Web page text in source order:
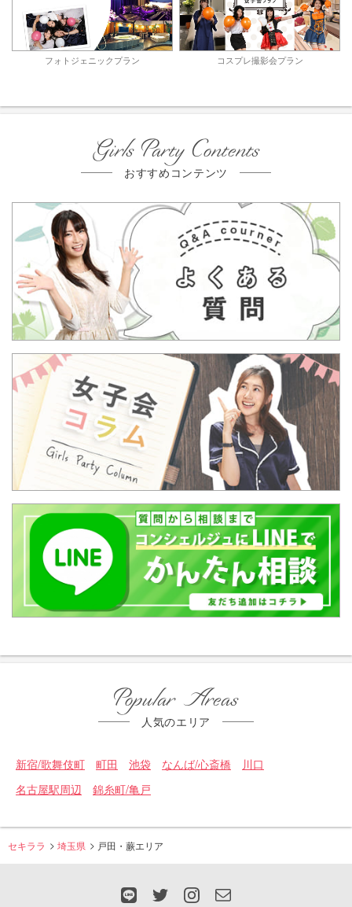
フォトジェニックプラン コスプレ撮影会プラン
Girls Party Contents
おすすめコンテンツ
Popular Areas
人気のエリア
新宿/歌舞伎町 町田 池袋 なんば/心斎橋
川口
名古屋駅周辺
錦糸町/亀戸
セキララ 埼玉県 戸田・蕨エリア